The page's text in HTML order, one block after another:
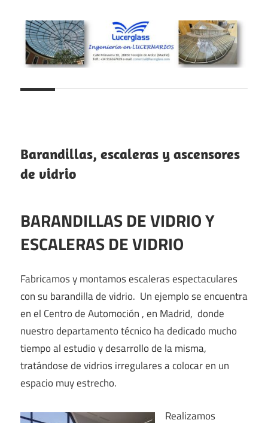
al
contenido
Lucerglass
Ingeniería
en
Lucernarios
y
Barandillas, escaleras y ascensores
de vidrio
BARANDILLAS DE VIDRIO Y
ESCALERAS DE VIDRIO
Fabricamos y montamos escaleras espectaculares
con su barandilla de vidrio. Un ejemplo se encuentra
en el Centro de Automoción , en Madrid, donde
nuestro departamento técnico ha dedicado mucho
tiempo al estudio y desarrollo de la misma,
tratándose de vidrios irregulares a colocar en un
espacio muy estrecho.
Realizamos